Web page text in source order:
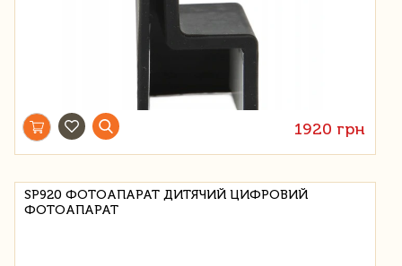
1920 грн
SP920 ФОТОАПАРАТ ДИТЯЧИЙ ЦИФРОВИЙ
ФОТОАПАРАТ